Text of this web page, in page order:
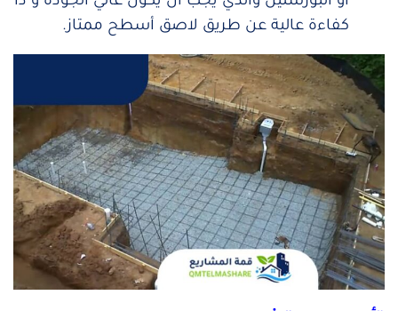
كفاءة عالية عن طريق لاصق أسطح ممتاز.